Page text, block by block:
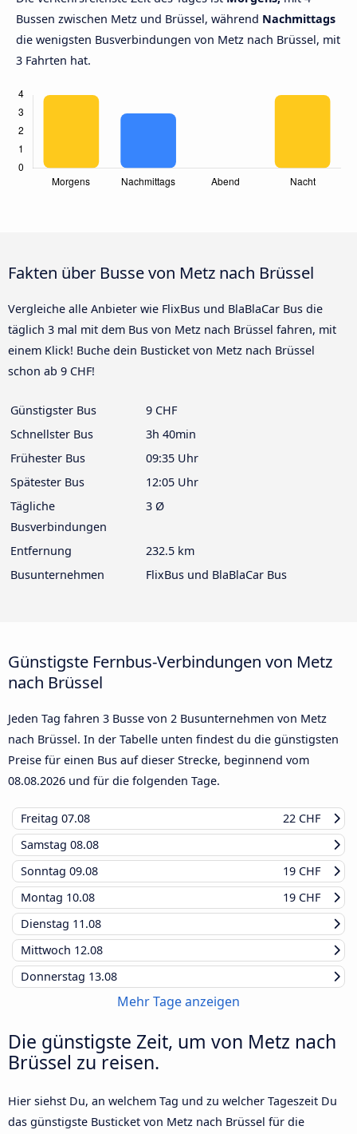
Bussen zwischen Metz und Brüssel, während Nachmittags
die wenigsten Busverbindungen von Metz nach Brüssel, mit
3 Fahrten hat.
Fakten über Busse von Metz nach Brüssel
Vergleiche alle Anbieter wie FlixBus und BlaBlaCar Bus die
täglich 3 mal mit dem Bus von Metz nach Brüssel fahren, mit
einem Klick! Buche dein Busticket von Metz nach Brüssel
schon ab 9 CHF!
Günstigster Bus
9 CHF
Schnellster Bus
3h 40min
Frühester Bus
09:35 Uhr
Spätester Bus
12:05 Uhr
Tägliche
Busverbindungen
3 Ø
Entfernung
232.5 km
Busunternehmen
FlixBus und BlaBlaCar Bus
Günstigste Fernbus-Verbindungen von Metz
nach Brüssel
Jeden Tag fahren 3 Busse von 2 Busunternehmen von Metz
nach Brüssel. In der Tabelle unten findest du die günstigsten
Preise für einen Bus auf dieser Strecke, beginnend vom
08.08.2026 und für die folgenden Tage.
Freitag 07.08
22 CHF
Samstag 08.08
Sonntag 09.08
19 CHF
Montag 10.08
19 CHF
Dienstag 11.08
Mittwoch 12.08
Donnerstag 13.08
Mehr Tage anzeigen
Die günstigste Zeit, um von Metz nach
Brüssel zu reisen.
Hier siehst Du, an welchem Tag und zu welcher Tageszeit Du
das günstigste Busticket von Metz nach Brüssel für die